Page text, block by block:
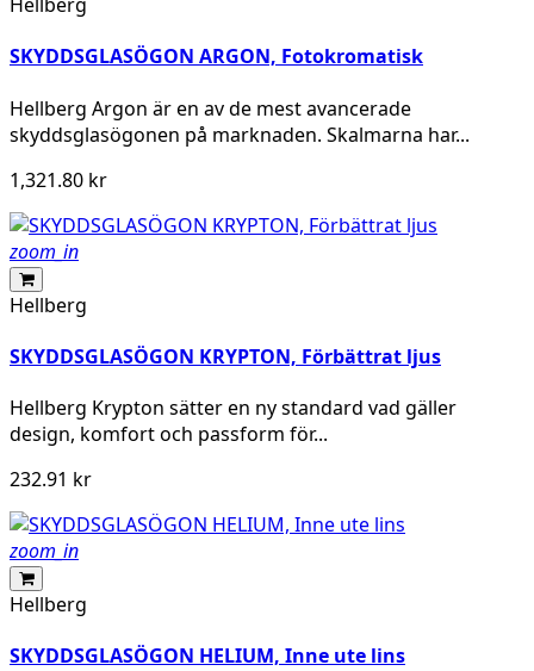
SKYDDSGLASÖGON ARGON, Fotokromatisk
Hellberg Argon är en av de mest avancerade
skyddsglasögonen på marknaden. Skalmarna har...
1,321.80 kr
zoom_in
Hellberg
SKYDDSGLASÖGON KRYPTON, Förbättrat ljus
Hellberg Krypton sätter en ny standard vad gäller
design, komfort och passform för...
232.91 kr
zoom_in
Hellberg
SKYDDSGLASÖGON HELIUM, Inne ute lins